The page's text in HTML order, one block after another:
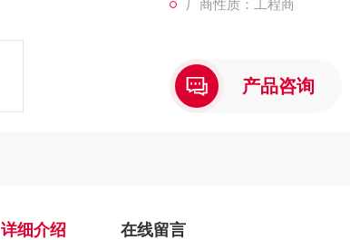
厂商性质：工程商
产品咨询
详细介绍 在线留言